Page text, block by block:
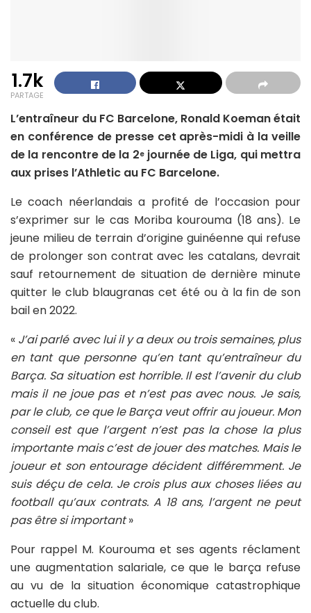
1.7k
PARTAGE
L’entraîneur du FC Barcelone, Ronald Koeman était
en conférence de presse cet après-midi à la veille
de la rencontre de la 2ejournée de Liga, qui mettra
aux prises l’Athletic au FC Barcelone.
Le coach néerlandais a profité de l’occasion pour
s’exprimer sur le cas Moriba kourouma (18 ans). Le
jeune milieu de terrain d’origine guinéenne qui refuse
de prolonger son contrat avec les catalans, devrait
sauf retournement de situation de dernière minute
quitter le club blaugranas cet été ou à la fin de son
bail en 2022.
« J’ai parlé avec lui il y a deux ou trois semaines, plus
en tant que personne qu’en tant qu’entraîneur du
Barça. Sa situation est horrible. Il est l’avenir du club
mais il ne joue pas et n’est pas avec nous. Je sais,
par le club, ce que le Barça veut offrir au joueur. Mon
conseil est que l’argent n’est pas la chose la plus
importante mais c’est de jouer des matches. Mais le
joueur et son entourage décident différemment. Je
suis déçu de cela. Je crois plus aux choses liées au
football qu’aux contrats. A 18 ans, l’argent ne peut
pas être si important»
Pour rappel M. Kourouma et ses agents réclament
une augmentation salariale, ce que le barça refuse
au vu de la situation économique catastrophique
actuelle du club.